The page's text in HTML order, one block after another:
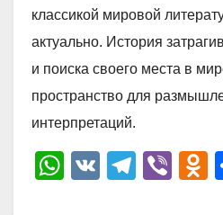
классикой мировой
актуально. История
и поиска своего места в
пространство для
интерпретаций.
W
V
T
Vi